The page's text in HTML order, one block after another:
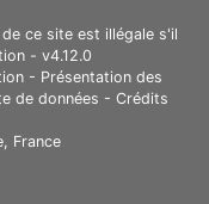
ce site est illégale s'il
- v4.12.0
- Présentation des
de données - Crédits
France